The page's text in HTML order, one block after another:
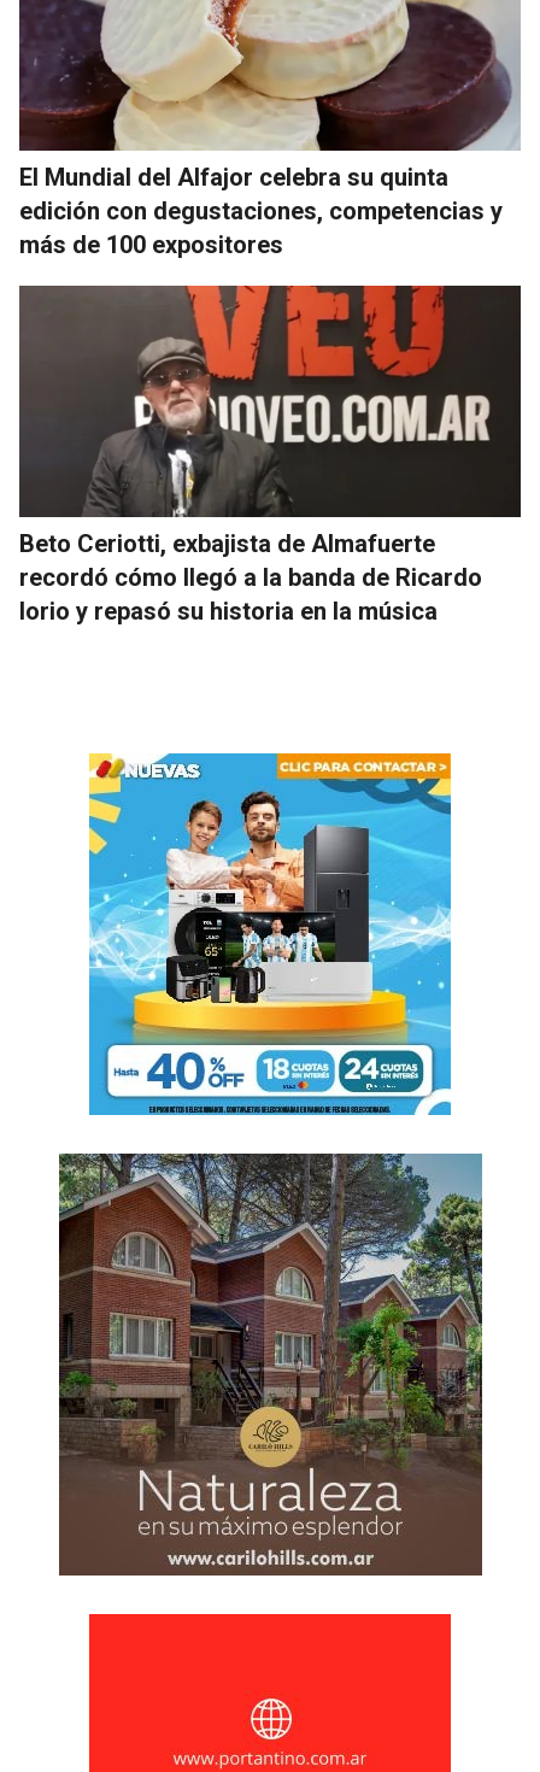
El Mundial del Alfajor celebra su quinta
edición con degustaciones, competencias y
más de 100 expositores
Beto Ceriotti, exbajista de Almafuerte
recordó cómo llegó a la banda de Ricardo
Iorio y repasó su historia en la música